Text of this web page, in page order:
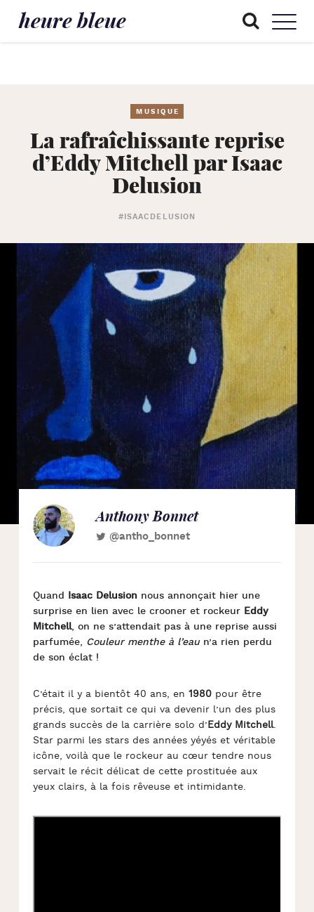
heure bleue
MUSIQUE
La rafraîchissante reprise
d’Eddy Mitchell par Isaac
Delusion
#ISAACDELUSION
Anthony Bonnet
@antho_bonnet
Quand Isaac Delusionnous annonçait hier une
surprise en lien avec le crooner et rockeur Eddy
Mitchell, on ne s’attendait pas à une reprise aussi
parfumée, Couleur menthe à l’eaun’a rien perdu
de son éclat !
C’était il y a bientôt 40 ans, en 1980pour être
précis, que sortait ce qui va devenir l’un des plus
grands succès de la carrière solo d’Eddy Mitchell.
Star parmi les stars des années yéyés et véritable
icône, voilà que le rockeur au cœur tendre nous
servait le récit délicat de cette prostituée aux
yeux clairs, à la fois rêveuse et intimidante.